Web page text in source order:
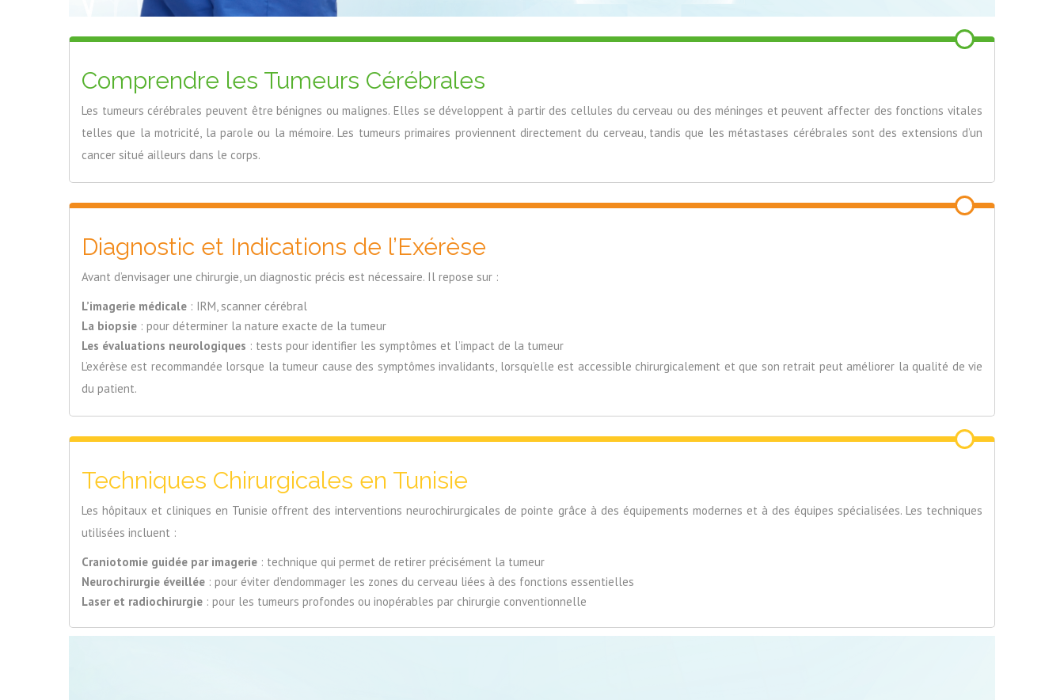
Comprendre les Tumeurs Cérébrales
Les tumeurs cérébrales peuvent être bénignes ou malignes. Elles se développent à partir des cellules du cerveau ou des méninges et peuvent affecter des fonctions vitales
telles que la motricité, la parole ou la mémoire. Les tumeurs primaires proviennent directement du cerveau, tandis que les métastases cérébrales sont des extensions d’un
cancer situé ailleurs dans le corps.
Diagnostic et Indications de l’Exérèse
Avant d’envisager une chirurgie, un diagnostic précis est nécessaire. Il repose sur :
L’imagerie médicale : IRM, scanner cérébral
La biopsie : pour déterminer la nature exacte de la tumeur
Les évaluations neurologiques : tests pour identifier les symptômes et l’impact de la tumeur
L’exérèse est recommandée lorsque la tumeur cause des symptômes invalidants, lorsqu’elle est accessible chirurgicalement et que son retrait peut améliorer la qualité de vie
du patient.
Techniques Chirurgicales en Tunisie
Les hôpitaux et cliniques en Tunisie offrent des interventions neurochirurgicales de pointe grâce à des équipements modernes et à des équipes spécialisées. Les techniques
utilisées incluent :
Craniotomie guidée par imagerie : technique qui permet de retirer précisément la tumeur
Neurochirurgie éveillée : pour éviter d’endommager les zones du cerveau liées à des fonctions essentielles
Laser et radiochirurgie : pour les tumeurs profondes ou inopérables par chirurgie conventionnelle